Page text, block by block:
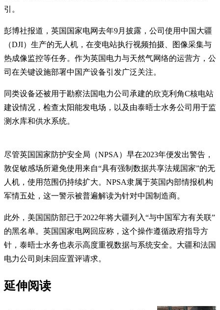
引。
彭博社报道，英国国家电网去年9月披露，公司使用中国大疆
（DJI）生产的无人机，在变电站执行视频拍摄、图像采集与
热成像监控等任务。作为英国电力与天然气网络的运营方，公
司在关键设施部署中国产设备引发广泛关注。
同类设备还被用于勘察法国电力公司承建的欣克利角C核电站
建设情况，检查太阳能发电场，以及由泰晤士水务公司用于监
测水库和供水系统。
尽管英国国家防护安全局（NPSA）早在2023年便发出警告，
敦促敏感场所避免使用来自“具有强制数据共享法规国家”的无
人机，使用范围仍持续扩大。NPSA隶属于英国内部情报机构
军情五处，这一警示被普遍解读为针对中国制造商。
此外，美国国防部已于2022年将大疆列入“与中国军方有关联”
的黑名单。英国国家电网回应称，这个操作遵循政府指导方
针，泰晤士水务也表示高度重视数据与系统安全。大疆和法国
电力公司则未回应置评请求。
延伸阅读